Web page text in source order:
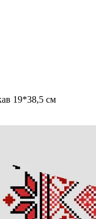
19*38,5 см